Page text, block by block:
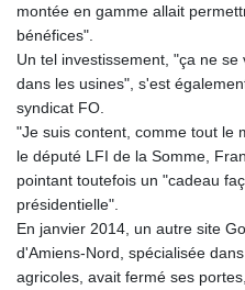
montée en gamme allait
bénéfices".
Un tel investissement, "ça ne
dans les usines", s'est
syndicat FO.
"Je suis content, comme tout le
le député LFI de la Somme,
pointant toutefois un "cadeau
présidentielle".
En janvier 2014, un autre site
d'Amiens-Nord, spécialisée
agricoles, avait fermé ses